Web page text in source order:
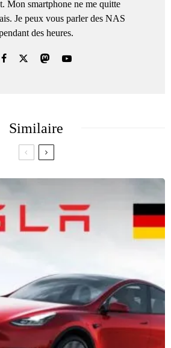
Mon smartphone ne me quitte
Je peux vous parler des NAS
des heures.
Similaire